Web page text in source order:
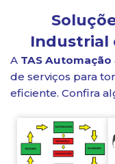
Industrial
A TAS Automação
de serviços para
eficiente. Confira